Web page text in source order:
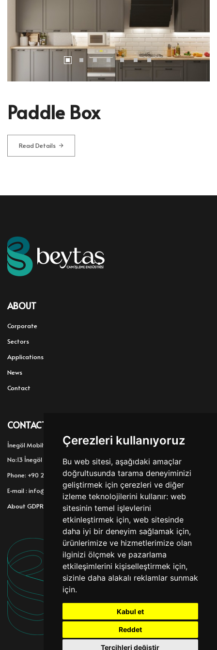
Çerezleri kullanıyoruz
Bu web sitesi, aşağıdaki amaçlar
doğrultusunda tarama deneyiminizi
geliştirmek için çerezleri ve diğer
izleme teknolojilerini kullanır: web
sitesinin temel işlevlerini
etkinleştirmek için, web sitesinde
daha iyi bir deneyim sağlamak için,
ürünlerimize ve hizmetlerimize olan
ilginizi ölçmek ve pazarlama
etkileşimlerini kişiselleştirmek için,
sizinle daha alakalı reklamlar sunmak
için.
Kabul et
Reddet
Tercihleri değiştir
Paddle Box
Read Details
ABOUT
Corporate
Sectors
Applications
News
Contact
CONTACT
İnegöl Mobilya Ağaç İşleri İhtisas Organize Sanayi Bölgesi 3.Cadde
No:13 İnegöl / Bursa / TÜRKİYE
Phone: +90 224 718 59 58 | Fax: +90 224 718 59 58
E-mail : info@beytascam.com
About GDPR